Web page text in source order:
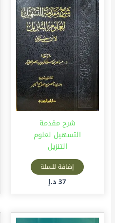
شرح مقدمة
التسهيل لعلوم
التنزيل
إضافة للسلة
37 د.إ